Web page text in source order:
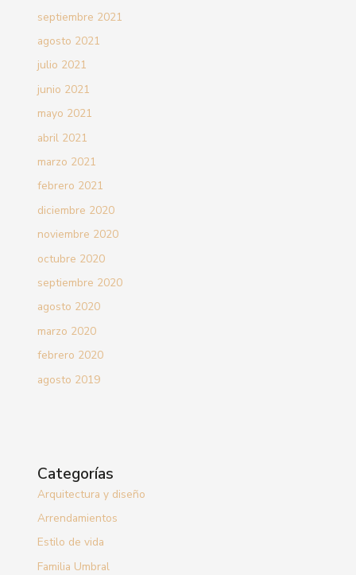
septiembre 2021
agosto 2021
julio 2021
junio 2021
mayo 2021
abril 2021
marzo 2021
febrero 2021
diciembre 2020
noviembre 2020
octubre 2020
septiembre 2020
agosto 2020
marzo 2020
febrero 2020
agosto 2019
Categorías
Arquitectura y diseño
Arrendamientos
Estilo de vida
Familia Umbral